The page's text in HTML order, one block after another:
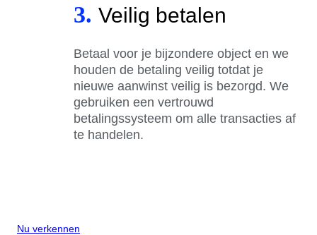
3. Veilig betalen
Betaal voor je bijzondere object en we
houden de betaling veilig totdat je
nieuwe aanwinst veilig is bezorgd. We
gebruiken een vertrouwd
betalingssysteem om alle transacties af
te handelen.
Nu verkennen